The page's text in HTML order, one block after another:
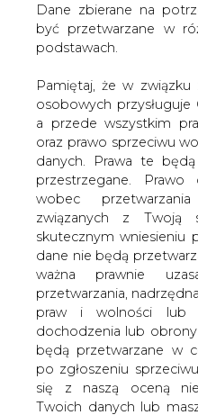
Dane zbierane na
być przetwarzane w
podstawach.
Pamiętaj, że w
osobowych przysługuje
a przede wszystkim
oraz prawo sprzeciwu
danych. Prawa te
przestrzegane. Prawo
wobec
związanych z Twoją
skutecznym wniesieniu
dane nie będą
ważna prawnie
przetwarzania,
praw i wolności lub
dochodzenia lub
będą przetwarzane w
po zgłoszeniu
się z naszą oceną
Twoich danych lub
Tanieją akcje
Trudne chwile
koncernu
praskim parkiecie -
Rzeczpospolitej.
Jeszcze w poniedziałek
energetycznej wzrosła o
sesjach nastąpiła
Przez cztery dni
tłumaczą to korektą po
psychologicznej granicy
Impulsem do wyprzedaży
o realizacji opcji na akcje
firmy.